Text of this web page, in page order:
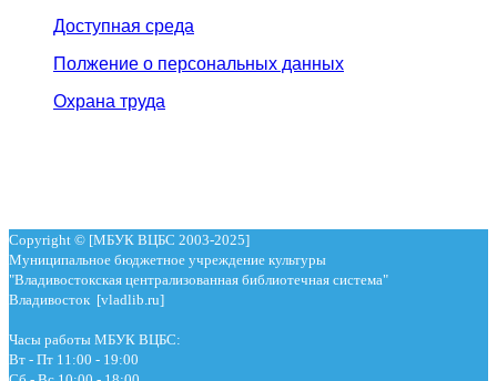
Доступная среда
Полжение о персональных данных
Охрана труда
Copyright © [МБУК ВЦБС 2003-2025]
Муниципальное бюджетное учреждение культуры
"Владивостокская централизованная библиотечная система"
Владивосток [vladlib.ru]
Часы работы МБУК ВЦБС:
Вт - Пт 11:00 - 19:00